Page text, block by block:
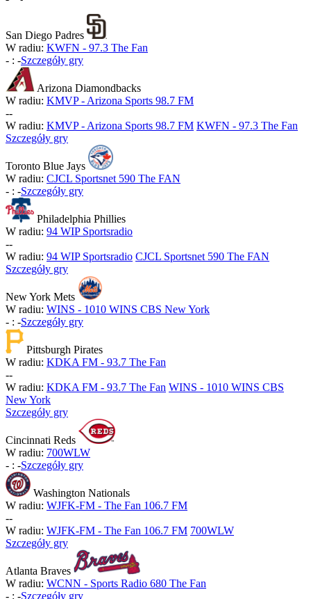
San Diego Padres
W radiu: KWFN - 97.3 The Fan
- : -Szczegóły gry
Arizona Diamondbacks
W radiu: KMVP - Arizona Sports 98.7 FM
--
W radiu: KMVP - Arizona Sports 98.7 FM KWFN - 97.3 The Fan
Szczegóły gry
Toronto Blue Jays
W radiu: CJCL Sportsnet 590 The FAN
- : -Szczegóły gry
Philadelphia Phillies
W radiu: 94 WIP Sportsradio
--
W radiu: 94 WIP Sportsradio CJCL Sportsnet 590 The FAN
Szczegóły gry
New York Mets
W radiu: WINS - 1010 WINS CBS New York
- : -Szczegóły gry
Pittsburgh Pirates
W radiu: KDKA FM - 93.7 The Fan
--
W radiu: KDKA FM - 93.7 The Fan WINS - 1010 WINS CBS
New York
Szczegóły gry
Cincinnati Reds
W radiu: 700WLW
- : -Szczegóły gry
Washington Nationals
W radiu: WJFK-FM - The Fan 106.7 FM
--
W radiu: WJFK-FM - The Fan 106.7 FM 700WLW
Szczegóły gry
Atlanta Braves
W radiu: WCNN - Sports Radio 680 The Fan
- : -Szczegóły gry